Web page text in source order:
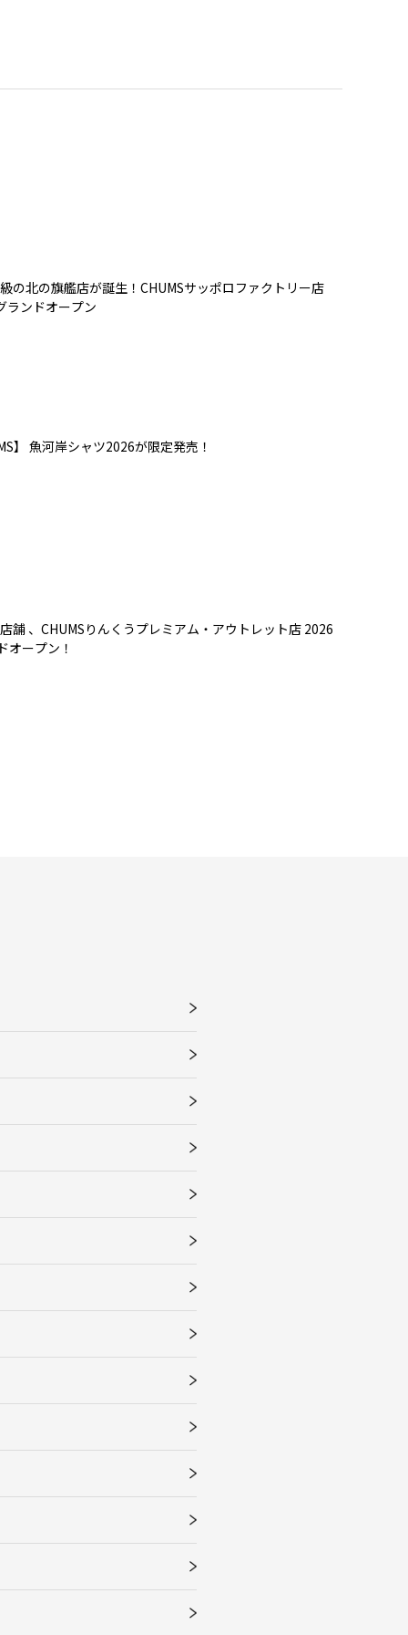
の北の旗艦店が誕生！CHUMSサッポロファクトリー店
ランドオープン
】 魚河岸シャツ2026が限定発売！
舗 、CHUMSりんくうプレミアム・アウトレット店 2026
オープン！